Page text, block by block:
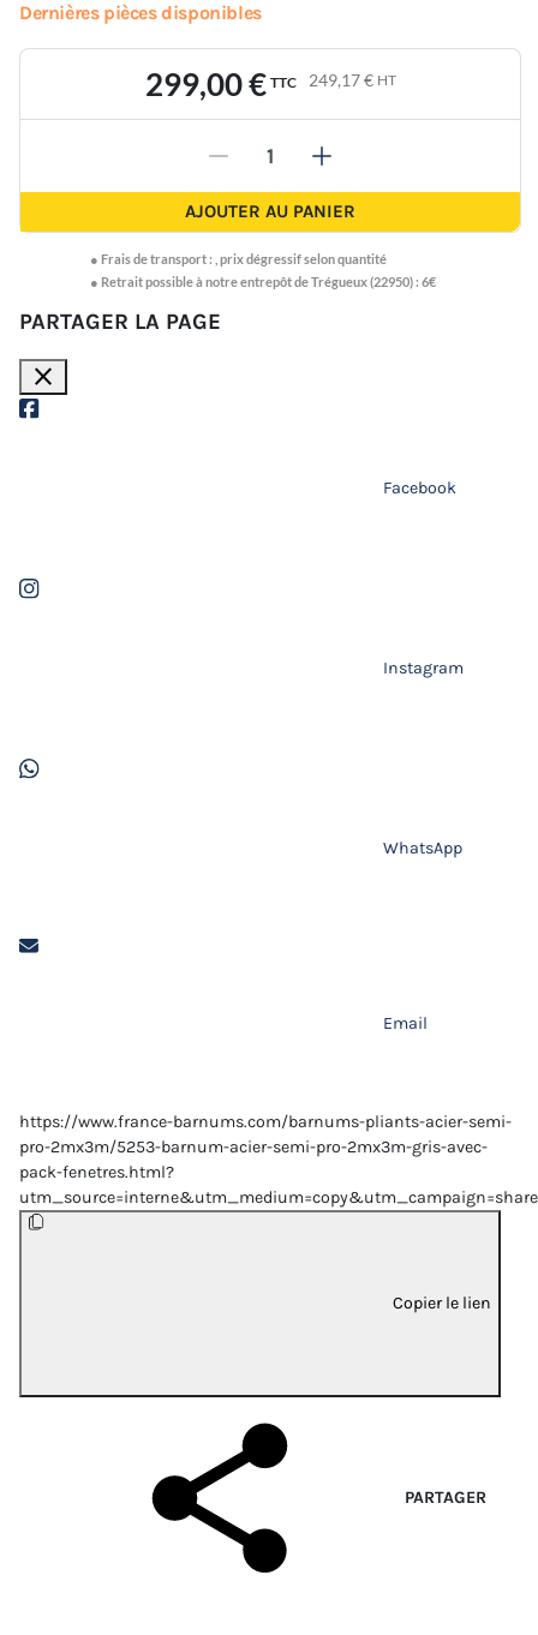
Dernières pièces disponibles
299,00 € TTC 249,17 € HT
- +
AJOUTER AU PANIER
● Frais de transport : prix dégressif selon quantité
● Retrait possible à notre entrepôt de Trégueux (22950) : 6€
PARTAGER LA PAGE
close
Facebook
Instagram
WhatsApp
Email
https://www.france-barnums.com/barnums-pliants-acier-semi-
pro-2mx3m/5253-barnum-acier-semi-pro-2mx3m-gris-avec-
pack-fenetres.html?
Copier le lien
PARTAGER